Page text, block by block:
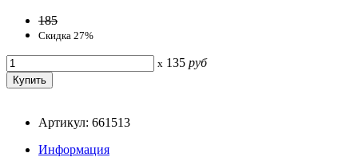
185
Скидка 27%
x 135 руб
Артикул: 661513
Информация